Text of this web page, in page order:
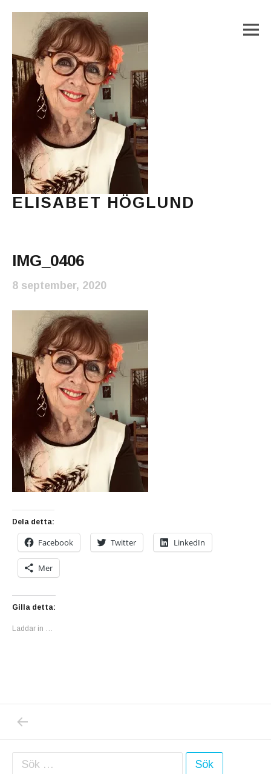
ELISABET HÖGLUND
IMG_0406
8 september, 2020
Dela detta:
Facebook Twitter LinkedIn
Mer
Gilla detta:
Laddar in …
Inläggsnavigering
Sök efter: